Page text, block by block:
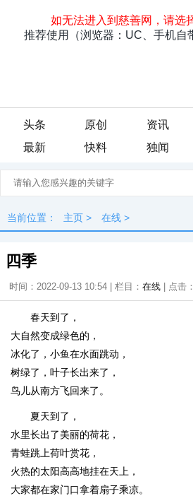
头条 原创 资讯
最新
快料 独闻
当前位置： 主页 > 在线 >
四季
时间：2022-09-13 10:54 | 栏目： 在线 | 点击：
春天到了，
大自然变成绿色的，
冰化了，小鱼在水面跳动，
树绿了，叶子长出来了，
鸟儿从南方飞回来了。
夏天到了，
水里长出了美丽的荷花，
青蛙跳上荷叶赏花，
火热的太阳高高地挂在天上，
大家都在家门口拿着扇子乘凉。